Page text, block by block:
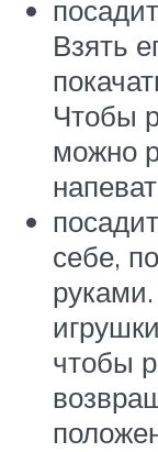
Взять
Чтобы
можно
себе,
чтобы